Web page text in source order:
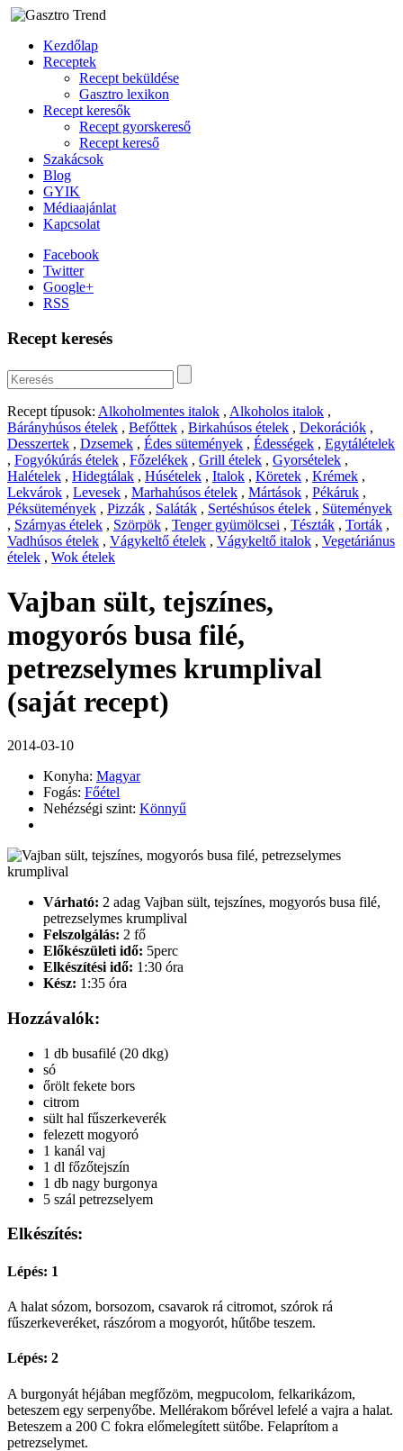
Kezdőlap
Receptek
Recept beküldése
Gasztro lexikon
Recept keresők
Recept gyorskereső
Recept kereső
Szakácsok
Blog
GYIK
Médiaajánlat
Kapcsolat
Facebook
Twitter
Google+
RSS
Recept keresés
Recept típusok: Alkoholmentes italok , Alkoholos italok ,
Bárányhúsos ételek , Befőttek , Birkahúsos ételek , Dekorációk ,
Desszertek , Dzsemek , Édes sütemények , Édességek , Egytálételek
, Fogyókúrás ételek , Főzelékek , Grill ételek , Gyorsételek ,
Halételek , Hidegtálak , Húsételek , Italok , Köretek , Krémek ,
Lekvárok , Levesek , Marhahúsos ételek , Mártások , Pékáruk ,
Péksütemények , Pizzák , Saláták , Sertéshúsos ételek , Sütemények
, Szárnyas ételek , Szörpök , Tenger gyümölcsei , Tészták , Torták ,
Vadhúsos ételek , Vágykeltő ételek , Vágykeltő italok , Vegetáriánus
ételek , Wok ételek
Vajban sült, tejszínes,
mogyorós busa filé,
petrezselymes krumplival
(saját recept)
2014-03-10
Konyha: Magyar
Fogás: Főétel
Nehézségi szint: Könnyű
Várható: 2 adag Vajban sült, tejszínes, mogyorós busa filé,
petrezselymes krumplival
Felszolgálás: 2 fő
Előkészületi idő: 5perc
Elkészítési idő: 1:30 óra
Kész: 1:35 óra
Hozzávalók:
1 db busafilé (20 dkg)
só
őrölt fekete bors
citrom
sült hal fűszerkeverék
felezett mogyoró
1 kanál vaj
1 dl főzőtejszín
1 db nagy burgonya
5 szál petrezselyem
Elkészítés:
Lépés: 1
A halat sózom, borsozom, csavarok rá citromot, szórok rá
fűszerkeveréket, rászórom a mogyorót, hűtőbe teszem.
Lépés: 2
A burgonyát héjában megfőzöm, megpucolom, felkarikázom,
beteszem egy serpenyőbe. Mellérakom bőrével lefelé a vajra a halat.
Beteszem a 200 C fokra előmelegített sütőbe. Felaprítom a
petrezselymet.